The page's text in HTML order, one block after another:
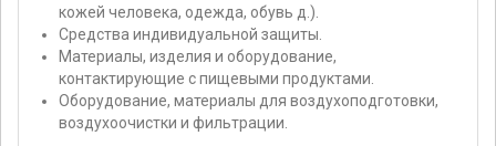
кожей человека, одежда, обувь д.).
Средства индивидуальной защиты.
Материалы, изделия и оборудование,
контактирующие с пищевыми продуктами.
Оборудование, материалы для воздухоподготовки,
воздухоочистки и фильтрации.